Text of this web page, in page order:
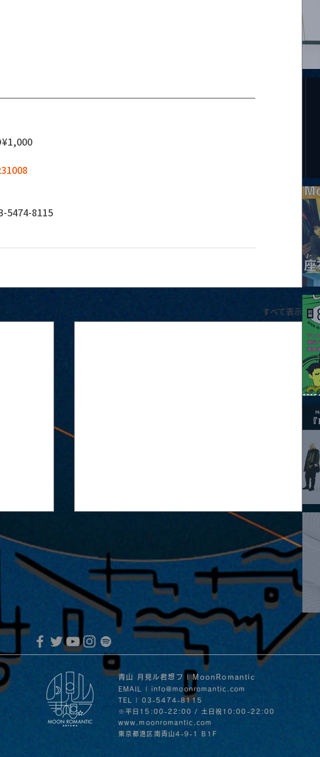
5474-8115
すべて表示
」の
日
MoonRomantic Channel1周年記念Live
青山 月見ル君想フ | MoonRomantic
EMAIL |
info@moonromantic.com
TEL | 03-5474-8115
※平日15:00-22:00 / 土日祝10:00-22:00
www.moonromantic.com
​東京都港区南青山4-9-1 B1F